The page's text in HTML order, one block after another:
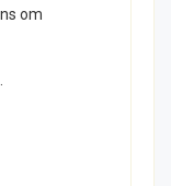
om